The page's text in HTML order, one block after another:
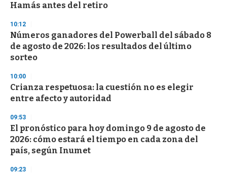
Hamás antes del retiro
10:12
Números ganadores del Powerball del sábado 8
de agosto de 2026: los resultados del último
sorteo
10:00
Crianza respetuosa: la cuestión no es elegir
entre afecto y autoridad
09:53
El pronóstico para hoy domingo 9 de agosto de
2026: cómo estará el tiempo en cada zona del
país, según Inumet
09:23